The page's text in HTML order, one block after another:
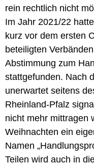
rein rechtlich nicht
Im Jahr 2021/22
kurz vor dem ersten
beteiligten
Abstimmung zum
stattgefunden. Nach
unerwartet seitens
Rheinland-Pfalz
nicht mehr mittragen
Weihnachten ein
Namen
Teilen wird auch in